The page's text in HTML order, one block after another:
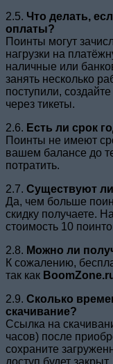
2.5. Что делать,
оплаты?
Поинты могут
нагрузки на
наличные или
занять несколько
поступили,
через тикеты.
2.6. Есть ли срок
Поинты не имеют
вашем балансе до
потратить.
2.7. Существуют ли
Да, чем больше
скидку получаете.
стоимость 10
2.8. Можно ли
К сожалению,
так как
2.9. Сколько
скачивание?
Ссылка на
часов) после
сохраните
доступ будет